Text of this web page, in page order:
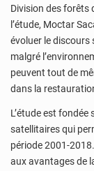
Division des forêts
l’étude, Moctar
évoluer le discours
malgré
peuvent tout de
dans la
L’étude est
satellitaires qui
période 2001-
aux avantages de